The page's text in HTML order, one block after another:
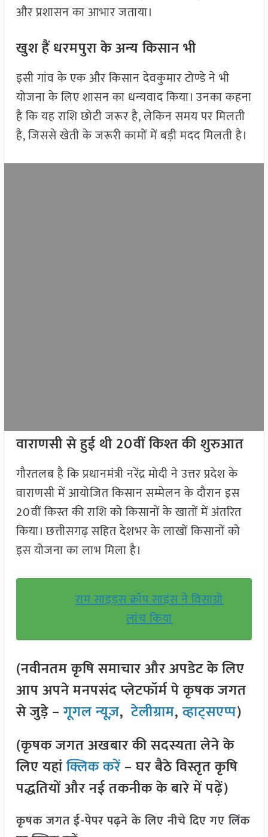
और प्रशासन का आभार जताया।
खुश हैं धरमपुरा के अन्य किसान भी
इसी गांव के एक और किसान देवकुमार टोण्डे ने भी
योजना के लिए शासन का धन्यवाद किया। उनका कहना
है कि यह राशि छोटी जरूर है, लेकिन समय पर मिलती
है, जिससे खेती के जरूरी कामों में बड़ी मदद मिलती है।
वाराणसी से हुई थी 20वीं किश्त की शुरुआत
गौरतलब है कि प्रधानमंत्री नरेंद्र मोदी ने उत्तर प्रदेश के
वाराणसी में आयोजित किसान सम्मेलन के दौरान इस
20वीं किस्त की राशि को किसानों के खातों में अंतरित
किया। छत्तीसगढ़ सहित देशभर के लाखों किसानों को
इस योजना का लाभ मिला है।
राम साइड्स क्रॉप साइंस ने विसाग्रो
लांच किया
(नवीनतम कृषि समाचार और अपडेट के लिए
आप अपने मनपसंद प्लेटफॉर्म पे कृषक जगत
से जुड़े –गूगल न्यूज़,टेलीग्राम,व्हाट्सएप्प)
(कृषक जगत अखबार की सदस्यता लेने के
लिए यहांक्लिक करें– घर बैठे विस्तृत कृषि
पद्धतियों और नई तकनीक के बारे में पढ़ें)
कृषक जगत ई-पेपर पढ़ने के लिए नीचे दिए गए लिंक